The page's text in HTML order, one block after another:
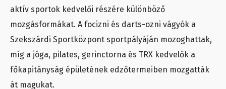
aktív sportok kedvelői részére különböző
mozgásformákat. A focizni és darts-ozni vágyók a
Szekszárdi Sportközpont sportpályáján mozoghattak,
míg a jóga, pilates, gerinctorna és TRX kedvelők a
főkapitányság épületének edzőtermeiben mozgatták
át magukat.